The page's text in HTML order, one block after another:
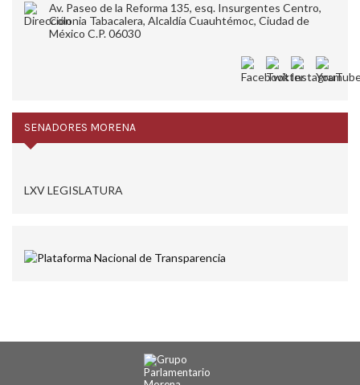
Av. Paseo de la Reforma 135, esq. Insurgentes Centro,
Colonia Tabacalera, Alcaldía Cuauhtémoc, Ciudad de
México C.P. 06030
SENADORES MORENA
LXV LEGISLATURA